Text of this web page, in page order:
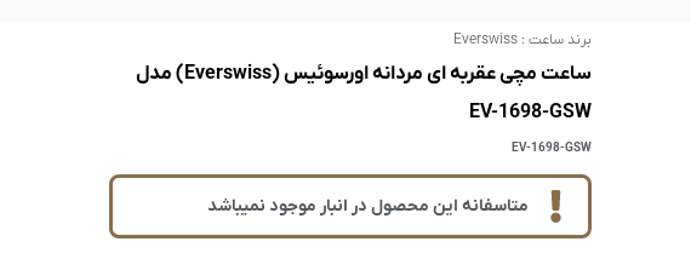
برند ساعت :Everswiss
ساعت مچی عقربه ای مردانه اورسوئیس (Everswiss) مدل
EV-1698-GSW
EV-1698-GSW
متاسفانه این محصول در انبار موجود نمیباشد